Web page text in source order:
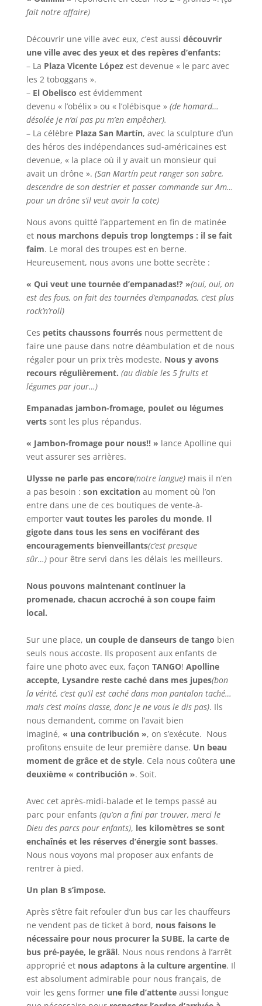
fait notre affaire)
Découvrir une ville avec eux, c’est aussi découvrir
une ville avec des yeux et des repères d’enfants:
– La Plaza Vicente Lópezest devenue « le parc avec
les 2 toboggans ».
– El Obelisco est évidemment
devenu « l’obélix » ou « l’olébisque » (de homard…
désolée je n’ai pas pu m’en empêcher).
– La célèbre Plaza San Martín, avec la sculpture d’un
des héros des indépendances sud-américaines est
devenue, « la place où il y avait un monsieur qui
avait un drône ». (San Martín peut ranger son sabre,
descendre de son destrier et passer commande sur Am…
pour un drône s’il veut avoir la cote)
Nous avons quitté l’appartement en fin de matinée
et nous marchons depuis trop longtemps : il se fait
faim. Le moral des troupes est en berne.
Heureusement, nous avons une botte secrète :
« Qui veut une tournée d’empanadas!? »(oui, oui, on
est des fous, on fait des tournées d’empanadas, c’est plus
rock’n’roll)
Ces petits chaussons fourrésnous permettent de
faire une pause dans notre déambulation et de nous
régaler pour un prix très modeste. Nous y avons
recours régulièrement. (au diable les 5 fruits et
légumes par jour…)
Empanadas jambon-fromage, poulet ou légumes
vertssont les plus répandus.
« Jambon-fromage pour nous!! » lance Apolline qui
veut assurer ses arrières.
Ulysse ne parle pas encore(notre langue)mais il n’en
a pas besoin : son excitation au moment où l’on
entre dans une de ces boutiques de vente-à-
emporter vaut toutes les paroles du monde. Il
gigote dans tous les sens en vociférant des
encouragements bienveillants(c’est presque
sûr…)pour être servi dans les délais les meilleurs.
Nous pouvons maintenant continuer la
promenade, chacun accroché à son coupe faim
local.
Sur une place, un couple de danseurs de tango bien
seuls nous accoste. Ils proposent aux enfants de
faire une photo avec eux, façon TANGO! Apolline
accepte, Lysandre reste caché dans mes jupes(bon
la vérité, c’est qu’il est caché dans mon pantalon taché…
mais c’est moins classe, donc je ne vous le dis pas). Ils
nous demandent, comme on l’avait bien
imaginé, « una contribución », on s’exécute. Nous
profitons ensuite de leur première danse. Un beau
moment de grâce et de style. Cela nous coûtera une
deuxième « contribución ». Soit.
Avec cet après-midi-balade et le temps passé au
parc pour enfants (qu’on a fini par trouver, merci le
Dieu des parcs pour enfants), les kilomètres se sont
enchaînés et les réserves d’énergie sont basses.
Nous nous voyons mal proposer aux enfants de
rentrer à pied.
Un plan B s’impose.
Après s’être fait refouler d’un bus car les chauffeurs
ne vendent pas de ticket à bord, nous faisons le
nécessaire pour nous procurer la SUBE, la carte de
bus pré-payée, le grââl. Nous nous rendons à l’arrêt
approprié et nous adaptons à la culture argentine. Il
est absolument admirable pour nous français, de
voir les gens former une file d’attenteaussi longue